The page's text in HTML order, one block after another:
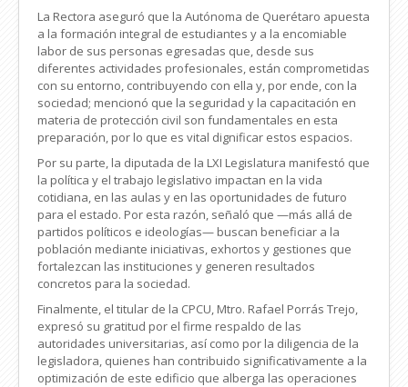
La Rectora aseguró que la Autónoma de Querétaro apuesta
a la formación integral de estudiantes y a la encomiable
labor de sus personas egresadas que, desde sus
diferentes actividades profesionales, están comprometidas
con su entorno, contribuyendo con ella y, por ende, con la
sociedad; mencionó que la seguridad y la capacitación en
materia de protección civil son fundamentales en esta
preparación, por lo que es vital dignificar estos espacios.
Por su parte, la diputada de la LXI Legislatura manifestó que
la política y el trabajo legislativo impactan en la vida
cotidiana, en las aulas y en las oportunidades de futuro
para el estado. Por esta razón, señaló que —más allá de
partidos políticos e ideologías— buscan beneficiar a la
población mediante iniciativas, exhortos y gestiones que
fortalezcan las instituciones y generen resultados
concretos para la sociedad.
Finalmente, el titular de la CPCU, Mtro. Rafael Porrás Trejo,
expresó su gratitud por el firme respaldo de las
autoridades universitarias, así como por la diligencia de la
legisladora, quienes han contribuido significativamente a la
optimización de este edificio que alberga las operaciones